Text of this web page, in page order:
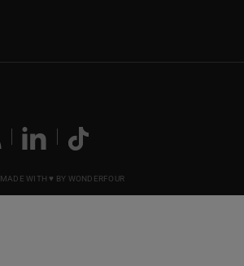
MADE WITH ♥ BY WONDERFOUR